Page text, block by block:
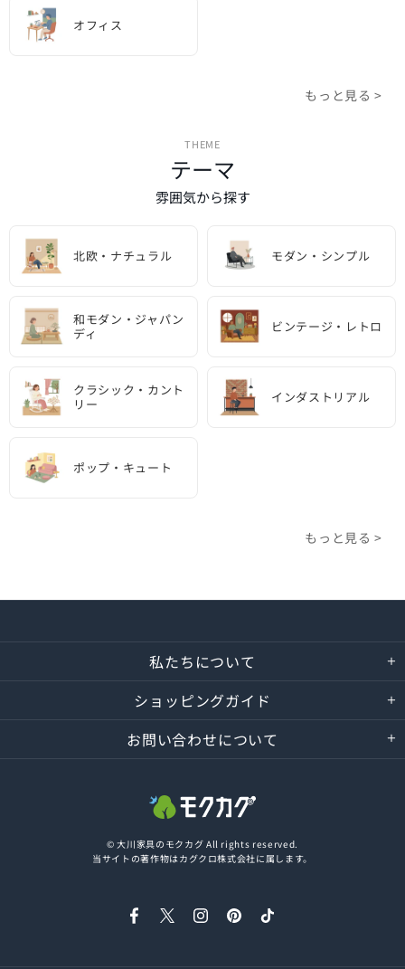
オフィス
もっと見る >
THEME
テーマ
雰囲気から探す
北欧・ナチュラル モダン・シンプル
和モダン・ジャパン
ディ
ビンテージ・レトロ
クラシック・カント
リー
インダストリアル
ポップ・キュート
もっと見る >
私たちについて
ショッピングガイド
お問い合わせについて
© 大川家具のモクカグ All rights reserved.
当サイトの著作物はカグクロ株式会社に属します。